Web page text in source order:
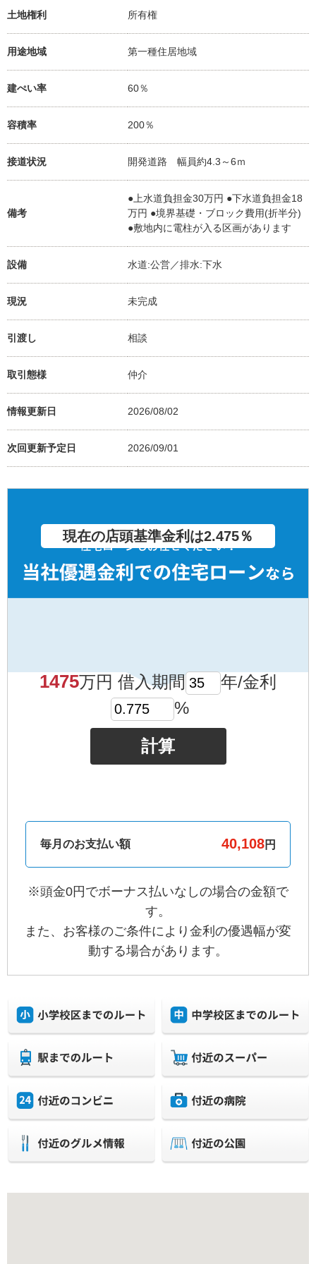
土地権利 所有権
用途地域 第一種住居地域
建ぺい率 60％
容積率 200％
接道状況 開発道路 幅員約4.3～6ｍ
備考
●上水道負担金30万円 ●下水道負担金18
万円 ●境界基礎・ブロック費用(折半分)
●敷地内に電柱が入る区画があります
設備 水道:公営／排水:下水
現況 未完成
引渡し 相談
取引態様 仲介
情報更新日 2026/08/02
次回更新予定日 2026/09/01
現在の店頭基準金利は2.475％
1475万円 借入期間
年/金利
%
計算
毎月のお支払い額 円
※頭金0円でボーナス払いなしの場合の金額で
す。
また、お客様のご条件により金利の優遇幅が変
動する場合があります。